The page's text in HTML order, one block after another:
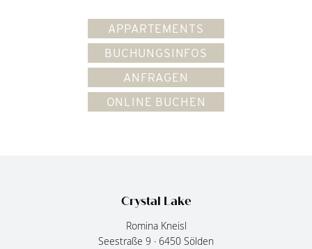
APPARTEMENTS
BUCHUNGSINFOS
ANFRAGEN
ONLINE BUCHEN
Crystal Lake
Romina Kneisl
Seestraße 9 · 6450 Sölden